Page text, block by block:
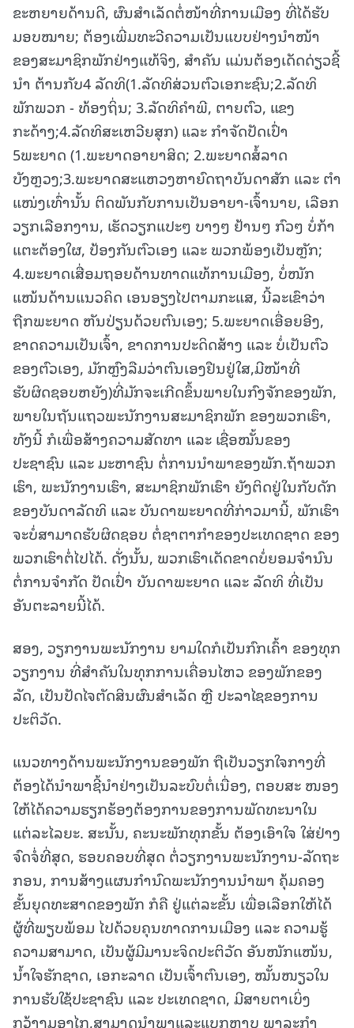
ຂະຫຍາຍດ້ານດີ, ຜົນສໍາເລັດຕໍ່ໜ້າທີ່ການເມືອງ ທີ່ໄດ້ຮັບ
ມອບໝາຍ; ຕ້ອງເພີ່ມທະວີຄວາມເປັນແບບຢ່າງນໍາໜ້າ
ຂອງສະມາຊິກພັກຢ່າງແທ້ຈິງ, ສຳຄັນ ແມ່ນຕ້ອງເດັດດ່ຽວຊີ້
ນໍາ ຕ້ານກັບ4 ລັດທິ(1.ລັດທິສ່ວນຕົວເອກະຊົນ;2.ລັດທິ
ພັກພວກ - ທ້ອງຖິ່ນ; 3.ລັດທິຄໍາພີ, ຕາຍຕົວ, ແຂງ
ກະດ້າງ;4.ລັດທິສະເຫວີຍສຸກ) ແລະ ກໍາຈັດປັດເປົ່າ
5ພະຍາດ (1.ພະຍາດອາຍາສິດ; 2.ພະຍາດສໍ້ລາດ
ບັງຫຼວງ;3.ພະຍາດສະແຫວງຫາຍົດຖາບັນດາສັກ ແລະ ຕໍາ
ແໜ່ງເທົ່ານັ້ນ ຕິດພັນກັບການເປັນອາຍາ-ເຈົ້ານາຍ, ເລືອກ
ວຽກເລືອກງານ, ເຮັດວຽກແປະໆ ບາງໆ ຢ້ານໆ ກົວໆ ບໍ່ກ້າ
ແຕະຕ້ອງໃຜ, ປ້ອງກັນຕົວເອງ ແລະ ພວກພ້ອງເປັນຫຼັກ;
4.ພະຍາດເສື່ອມຖອຍດ້ານທາດແທ້ການເມືອງ, ບໍ່ໜັກ
ແໜ້ນດ້ານແນວຄິດ ເອນອຽງໄປຕາມກະແສ, ນີ້ລະເຂົາວ່າ
ຖືກພະຍາດ ຫັນປ່ຽນດ້ວຍຕົນເອງ; 5.ພະຍາດເອື່ອຍອີງ,
ຂາດຄວາມເປັນເຈົ້າ, ຂາດການປະດິດສ້າງ ແລະ ບໍ່ເປັນຕົວ
ຂອງຕົວເອງ, ມັກຫຼົງລືມວ່າຕົນເອງຢືນຢູ່ໃສ,ມີໜ້າທີ່
ຮັບຜິດຊອບຫຍັງ)ທີ່ມັກຈະເກີດຂຶ້ນພາຍໃນກົງຈັກຂອງພັກ,
ພາຍໃນຖັນແຖວພະນັກງານສະມາຊິກພັກ ຂອງພວກເຮົາ,
ທັງນີ້ ກໍເພື່ອສ້າງຄວາມສັດທາ ແລະ ເຊື່ອໝັ້ນຂອງ
ປະຊາຊົນ ແລະ ມະຫາຊົນ ຕໍ່ການນໍາພາຂອງພັກ.ຖ້າພວກ
ເຮົາ, ພະນັກງານເຮົາ, ສະມາຊິກພັກເຮົາ ຍັງຕິດຢູ່ໃນກັບດັກ
ຂອງບັນດາລັດທິ ແລະ ບັນດາພະຍາດທີ່ກ່າວມານີ້, ພັກເຮົາ
ຈະບໍ່ສາມາດຮັບຜິດຊອບ ຕໍ່ຊາຕາກໍາຂອງປະເທດຊາດ ຂອງ
ພວກເຮົາຕໍ່ໄປໄດ້. ດັ່ງນັ້ນ, ພວກເຮົາເດັດຂາດບໍ່ຍອມຈໍານົນ
ຕໍ່ການຈຳກັດ ປັດເປົ່າ ບັນດາພະຍາດ ແລະ ລັດທິ ທີ່ເປັນ
ອັນຕະລາຍນີ້ໄດ້.
ສອງ, ວຽກງານພະນັກງານ ຍາມໃດກໍເປັນກົກເຄົ້າ ຂອງທຸກ
ວຽກງານ ທີ່ສໍາຄັນໃນທຸກການເຄື່ອນໄຫວ ຂອງພັກຂອງ
ລັດ, ເປັນປັດໄຈຕັດສິນຜົນສໍາເລັດ ຫຼື ປະລາໄຊຂອງການ
ປະຕິວັດ.
ແນວທາງດ້ານພະນັກງານຂອງພັກ ຖືເປັນວຽກໃຈກາງທີ່
ຕ້ອງໄດ້ນໍາພາຊີ້ນໍາຢ່າງເປັນລະບົບຕໍ່ເນື່ອງ, ຕອບສະ ໜອງ
ໃຫ້ໄດ້ຄວາມຮຽກຮ້ອງຕ້ອງການຂອງການພັດທະນາໃນ
ແຕ່ລະໄລຍະ. ສະນັ້ນ, ຄະນະພັກທຸກຂັ້ນ ຕ້ອງເອົາໃຈ ໃສ່ຢ່າງ
ຈົດຈໍ່ທີ່ສຸດ, ຮອບຄອບທີ່ສຸດ ຕໍ່ວຽກງານພະນັກງານ-ລັດຖະ
ກອນ, ການສ້າງແຜນກໍານົດພະນັກງານນໍາພາ ຄຸ້ມຄອງ
ຂັ້ນຍຸດທະສາດຂອງພັກ ກໍຄື ຢູ່ແຕ່ລະຂັ້ນ ເພື່ອເລືອກໃຫ້ໄດ້
ຜູ້ທີ່ພຽບພ້ອມ ໄປດ້ວຍຄຸນທາດການເມືອງ ແລະ ຄວາມຮູ້
ຄວາມສາມາດ, ເປັນຜູ້ມີມານະຈິດປະຕິວັດ ອັນໜັກແໜ້ນ,
ນໍ້າໃຈຮັກຊາດ, ເອກະລາດ ເປັນເຈົ້າຕົນເອງ, ໝັ້ນໜຽວໃນ
ການຮັບໃຊ້ປະຊາຊົນ ແລະ ປະເທດຊາດ, ມີສາຍຕາເບິ່ງ
ກວ້າງມອງໄກ,ສາມາດນໍາພາແລະແບກຫາບ ພາລະກໍາ